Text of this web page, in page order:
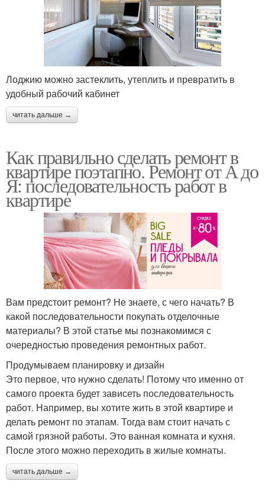
Лоджию можно застеклить, утеплить и превратить в
удобный рабочий кабинет
читать дальше →
Как правильно сделать ремонт в
квартире поэтапно. Ремонт от А до
Я: последовательность работ в
квартире
Вам предстоит ремонт? Не знаете, с чего начать? В
какой последовательности покупать отделочные
материалы? В этой статье мы познакомимся с
очередностью проведения ремонтных работ.
Продумываем планировку и дизайн
Это первое, что нужно сделать! Потому что именно от
самого проекта будет зависеть последовательность
работ. Например, вы хотите жить в этой квартире и
делать ремонт по этапам. Тогда вам стоит начать с
самой грязной работы. Это ванная комната и кухня.
После этого можно переходить в жилые комнаты.
читать дальше →